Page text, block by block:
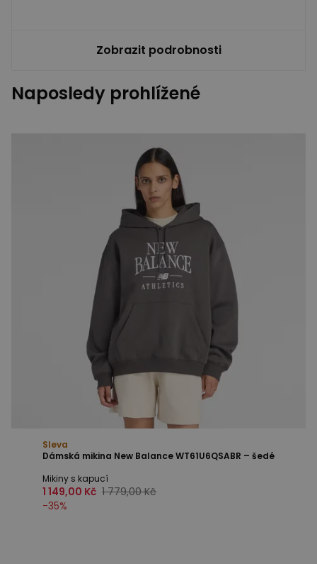
Zobrazit podrobnosti
Naposledy prohlížené
Sleva
Dámská mikina New Balance WT61U6QSABR – šedé
Mikiny s kapucí
1 149,00 Kč 1 779,00 Kč
-35%